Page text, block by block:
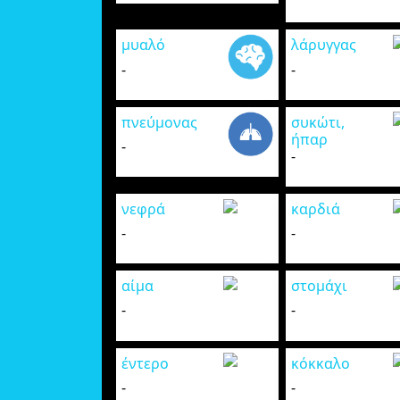
μυαλό
-
λάρυγγας
-
πνεύμονας
-
συκώτι,
ήπαρ
-
νεφρά
-
καρδιά
-
αίμα
-
στομάχι
-
έντερο
-
κόκκαλο
-